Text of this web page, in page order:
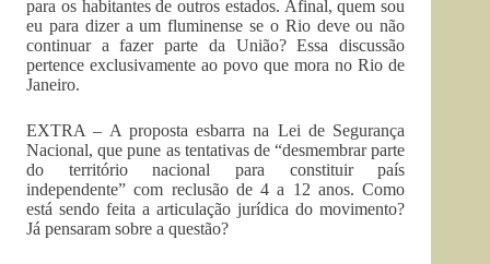
para os habitantes de outros estados. Afinal, quem sou
eu para dizer a um fluminense se o Rio deve ou não
continuar a fazer parte da União? Essa discussão
pertence exclusivamente ao povo que mora no Rio de
Janeiro.
EXTRA – A proposta esbarra na Lei de Segurança
Nacional, que pune as tentativas de “desmembrar parte
do território nacional para constituir país
independente” com reclusão de 4 a 12 anos. Como
está sendo feita a articulação jurídica do movimento?
Já pensaram sobre a questão?